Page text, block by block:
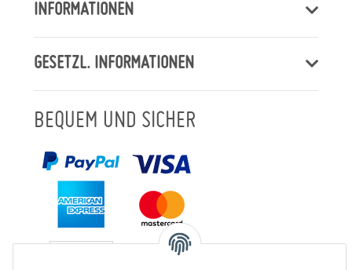
INFORMATIONEN
GESETZL. INFORMATIONEN
BEQUEM UND SICHER